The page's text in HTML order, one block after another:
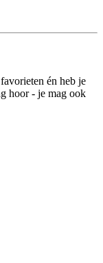
én heb je
hoor - je mag ook